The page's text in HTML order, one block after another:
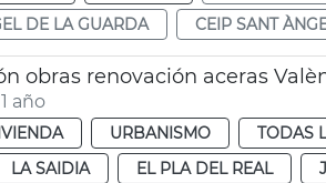
DE LA GUARDA
CEIP SANT
obras renovación aceras
año
URBANISMO TODAS
LA SAIDIA EL PLA DEL REAL